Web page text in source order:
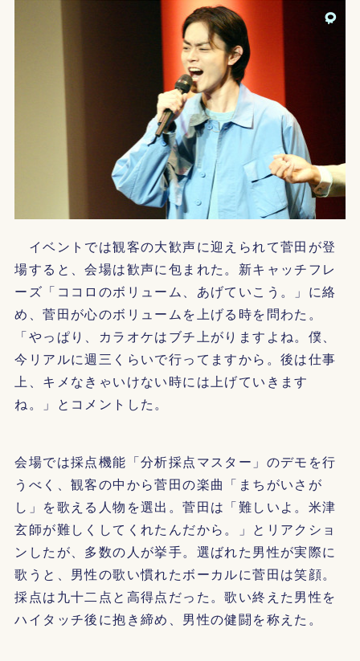
イベントでは観客の大歓声に迎えられて菅田が登
場すると、会場は歓声に包まれた。新キャッチフレ
ーズ「ココロのボリューム、あげていこう。」に絡
め、菅田が心のボリュームを上げる時を問わた。
「やっぱり、カラオケはブチ上がりますよね。僕、
今リアルに週三くらいで行ってますから。後は仕事
上、キメなきゃいけない時には上げていきます
ね。」とコメントした。
会場では採点機能「分析採点マスター」のデモを行
うべく、観客の中から菅田の楽曲「まちがいさが
し」を歌える人物を選出。菅田は「難しいよ。米津
玄師が難しくしてくれたんだから。」とリアクショ
ンしたが、多数の人が挙手。選ばれた男性が実際に
歌うと、男性の歌い慣れたボーカルに菅田は笑顔。
採点は九十二点と高得点だった。歌い終えた男性を
ハイタッチ後に抱き締め、男性の健闘を称えた。